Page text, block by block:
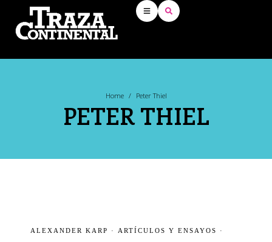
Home / Peter Thiel
PETER THIEL
ALEXANDER KARP · ARTÍCULOS Y ENSAYOS ·